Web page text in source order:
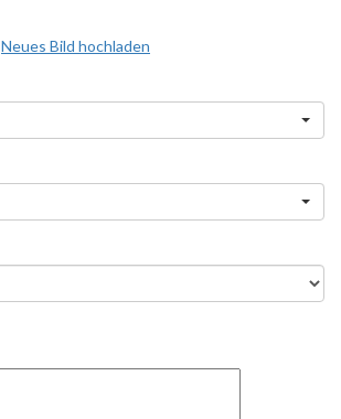
Neues Bild hochladen